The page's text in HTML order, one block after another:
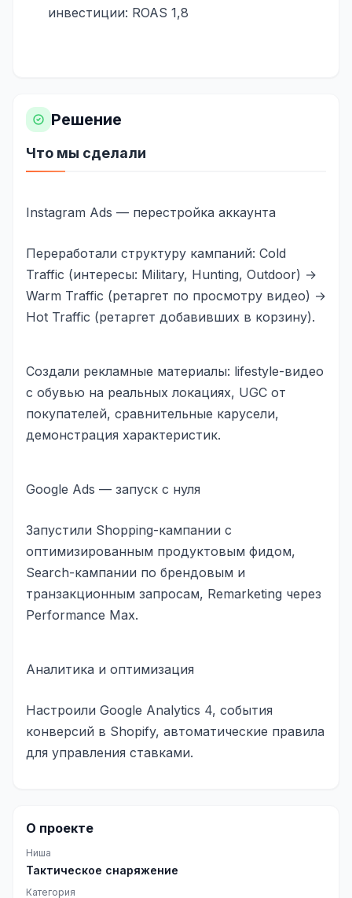
Автоворонки
SEO-продвижение и раскрутка сайта
Технический SEO-аудит сайта
Управление репутацией SERM / ORM
Ведение и поддержка сайта
SEO-консультация
SMM
ВКонтакте
YouTube
Одноклассники
TikTok
Автоматизация
A/B тестирование
Продающие тексты
инвестиции: ROAS 1,8
Решение
Что мы сделали
Instagram Ads — перестройка аккаунта
Переработали структуру кампаний: Cold
Traffic (интересы: Military, Hunting, Outdoor) →
Warm Traffic (ретаргет по просмотру видео) →
Hot Traffic (ретаргет добавивших в корзину).
Создали рекламные материалы: lifestyle-видео
с обувью на реальных локациях, UGC от
покупателей, сравнительные карусели,
демонстрация характеристик.
Google Ads — запуск с нуля
Запустили Shopping-кампании с
оптимизированным продуктовым фидом,
Search-кампании по брендовым и
транзакционным запросам, Remarketing через
Performance Max.
Аналитика и оптимизация
Настроили Google Analytics 4, события
конверсий в Shopify, автоматические правила
для управления ставками.
О проекте
Ниша
Тактическое снаряжение
Категория